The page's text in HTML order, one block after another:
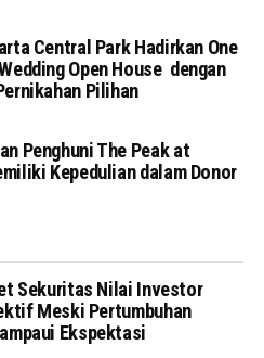
Central Park Hadirkan One
Open House dengan
Pilihan
Penghuni The Peak at
Kepedulian dalam Donor
Sekuritas Nilai Investor
Meski Pertumbuhan
Ekspektasi